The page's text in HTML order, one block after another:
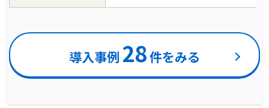
導入事例 28件をみる